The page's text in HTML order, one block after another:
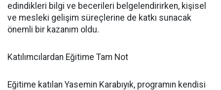
edindikleri bilgi ve becerileri belgelendirirken, kişisel
ve mesleki gelişim süreçlerine de katkı sunacak
önemli bir kazanım oldu.
Katılımcılardan Eğitime Tam Not
Eğitime katılan Yasemin Karabıyık, programın kendisi